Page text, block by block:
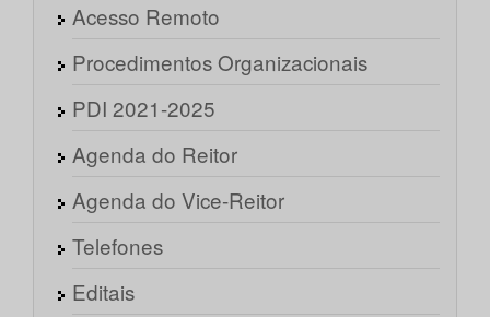
Acesso Remoto
Procedimentos Organizacionais
PDI 2021-2025
Agenda do Reitor
Agenda do Vice-Reitor
Telefones
Editais